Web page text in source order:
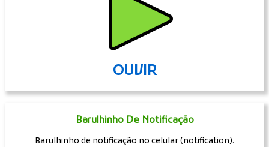
OUVIR
Barulhinho De Notificação
Barulhinho de notificação no celular (notification).